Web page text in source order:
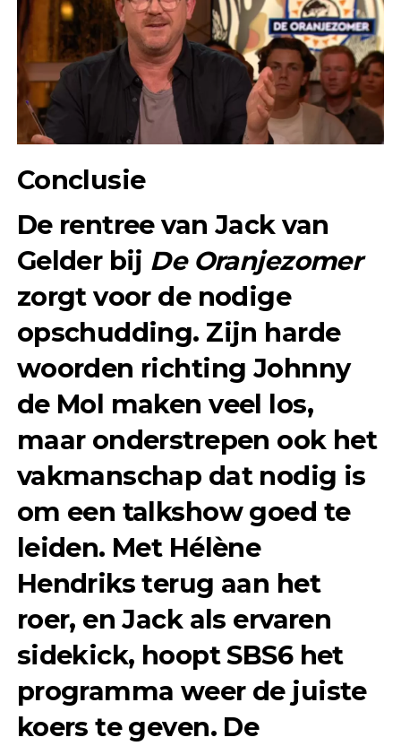
Conclusie
De rentree van Jack van
Gelder bij De Oranjezomer
zorgt voor de nodige
opschudding. Zijn harde
woorden richting Johnny
de Mol maken veel los,
maar onderstrepen ook het
vakmanschap dat nodig is
om een talkshow goed te
leiden. Met Hélène
Hendriks terug aan het
roer, en Jack als ervaren
sidekick, hoopt SBS6 het
programma weer de juiste
koers te geven. De